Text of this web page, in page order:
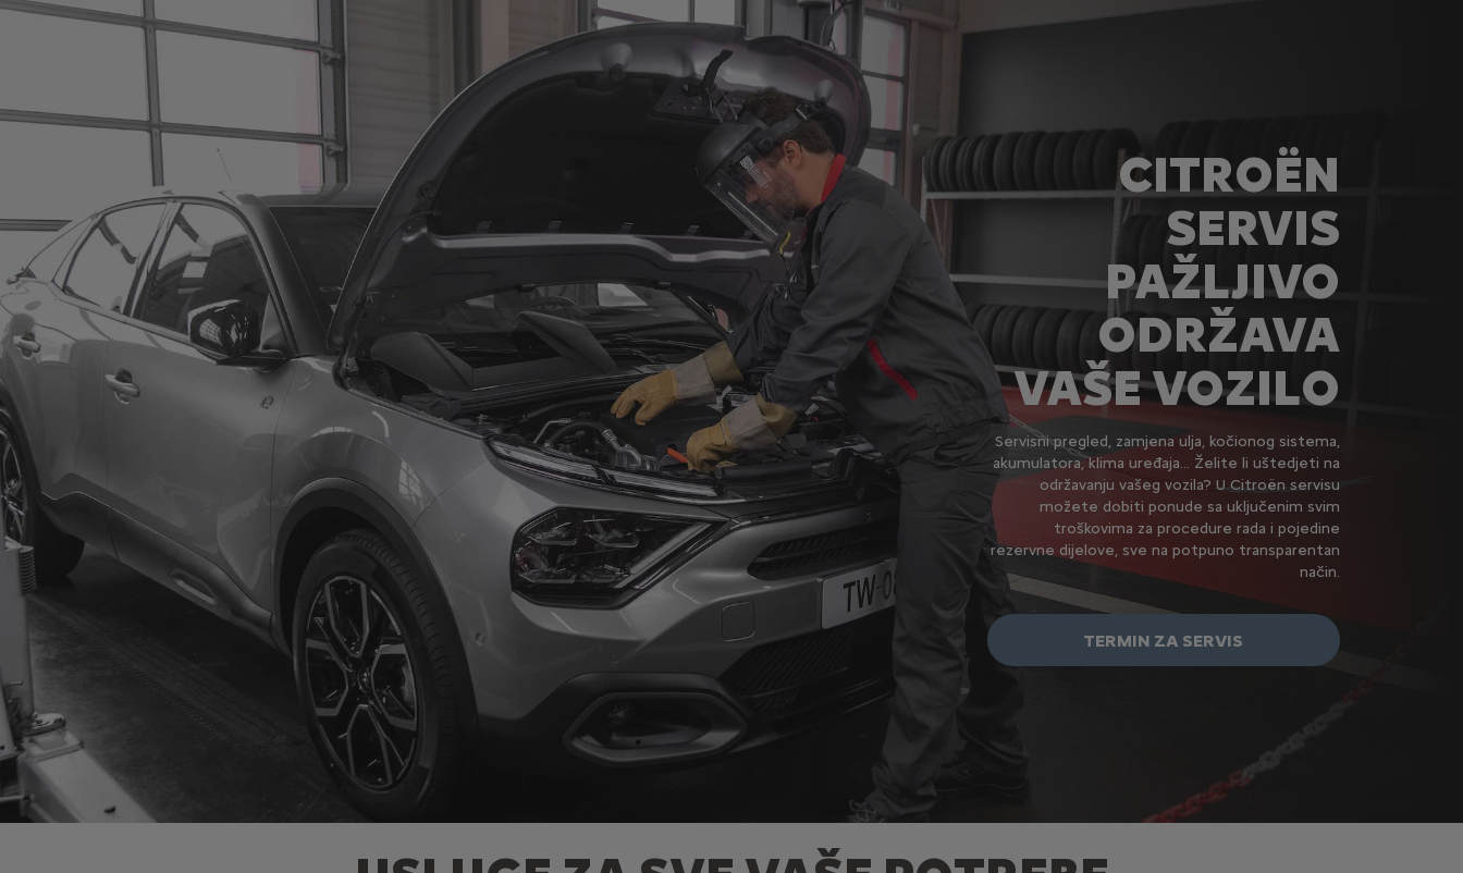
CITROËN
SERVIS
PAŽLJIVO
ODRŽAVA
VAŠE VOZILO
Servisni pregled, zamjena ulja, kočionog sistema,
akumulatora, klima uređaja... Želite li uštedjeti na
održavanju vašeg vozila? U Citroën servisu
možete dobiti ponude sa uključenim svim
troškovima za procedure rada i pojedine
rezervne dijelove, sve na potpuno transparentan
način.
TERMIN ZA SERVIS